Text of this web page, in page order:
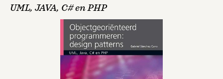
UML, JAVA, C# en PHP